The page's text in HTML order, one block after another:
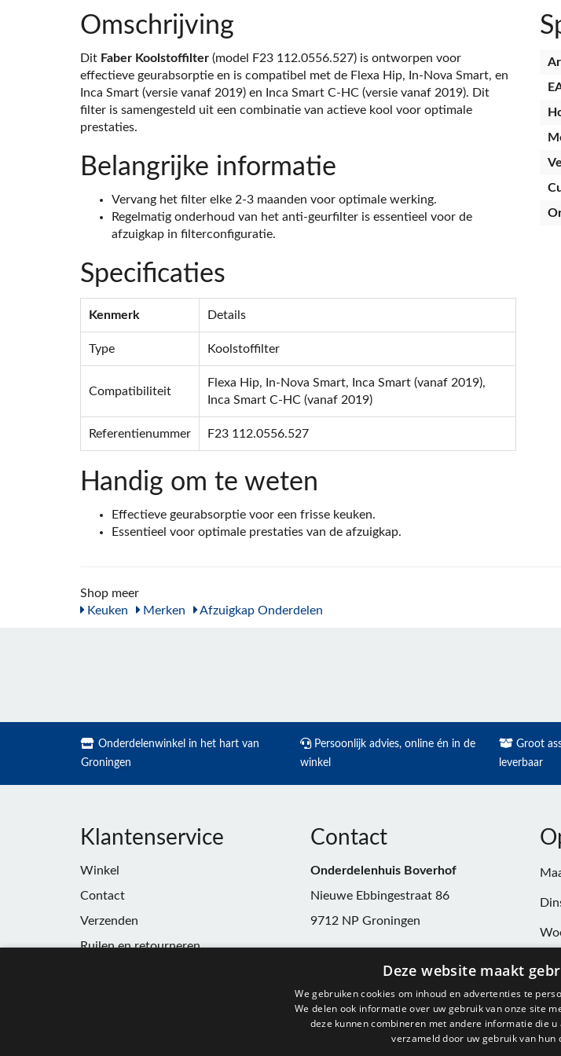
Omschrijving
Dit Faber Koolstoffilter (model F23 112.0556.527) is ontworpen voor
effectieve geurabsorptie en is compatibel met de Flexa Hip, In-Nova Smart, en
Inca Smart (versie vanaf 2019) en Inca Smart C-HC (versie vanaf 2019). Dit
filter is samengesteld uit een combinatie van actieve kool voor optimale
prestaties.
Belangrijke informatie
Vervang het filter elke 2-3 maanden voor optimale werking.
Regelmatig onderhoud van het anti-geurfilter is essentieel voor de
afzuigkap in filterconfiguratie.
Specificaties
Kenmerk Details
Type Koolstoffilter
Compatibiliteit
Flexa Hip, In-Nova Smart, Inca Smart (vanaf 2019),
Inca Smart C-HC (vanaf 2019)
Referentienummer F23 112.0556.527
Handig om te weten
Effectieve geurabsorptie voor een frisse keuken.
Essentieel voor optimale prestaties van de afzuigkap.
Shop meer
Keuken
Merken Afzuigkap Onderdelen
Onderdelenwinkel in het hart van
Groningen
Persoonlijk advies, online én in de
winkel
Groot
leverbaar
Klantenservice
Winkel
Contact
Verzenden
Ruilen en retourneren
Contact
Onderdelenhuis Boverhof
Nieuwe Ebbingestraat 86
9712 NP Groningen
winkel@onderdelenhuisgroningen.nl
91037743
Deze website maakt
We gebruiken cookies om inhoud en advertenties te
We delen ook informatie over uw gebruik van onze site
deze kunnen combineren met andere informatie die
verzameld door uw gebruik van hun